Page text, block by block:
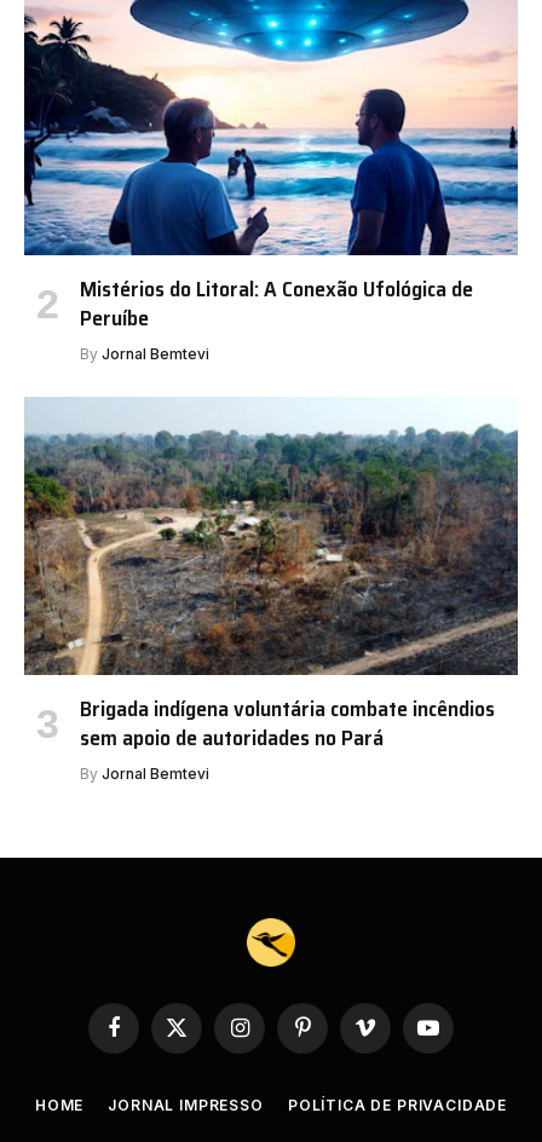
Mistérios do Litoral: A Conexão Ufológica de
Peruíbe
By Jornal Bemtevi
Brigada indígena voluntária combate incêndios
sem apoio de autoridades no Pará
By Jornal Bemtevi
Facebook
X
InstagramPinterestVimeo YouTube
HOME JORNAL IMPRESSO POLÍTICA DE PRIVACIDADE